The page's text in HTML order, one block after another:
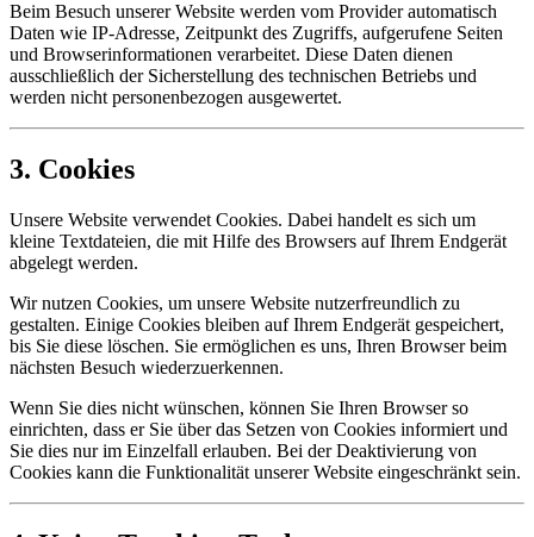
Beim Besuch unserer Website werden vom Provider automatisch
Daten wie IP-Adresse, Zeitpunkt des Zugriffs, aufgerufene Seiten
und Browserinformationen verarbeitet. Diese Daten dienen
ausschließlich der Sicherstellung des technischen Betriebs und
werden nicht personenbezogen ausgewertet.
3. Cookies
Unsere Website verwendet Cookies. Dabei handelt es sich um
kleine Textdateien, die mit Hilfe des Browsers auf Ihrem Endgerät
abgelegt werden.
Wir nutzen Cookies, um unsere Website nutzerfreundlich zu
gestalten. Einige Cookies bleiben auf Ihrem Endgerät gespeichert,
bis Sie diese löschen. Sie ermöglichen es uns, Ihren Browser beim
nächsten Besuch wiederzuerkennen.
Wenn Sie dies nicht wünschen, können Sie Ihren Browser so
einrichten, dass er Sie über das Setzen von Cookies informiert und
Sie dies nur im Einzelfall erlauben. Bei der Deaktivierung von
Cookies kann die Funktionalität unserer Website eingeschränkt sein.